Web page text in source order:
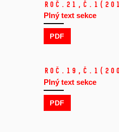
Roč.21, č.1
Plný text sekce
PDF
Roč.19, č.1
Plný text sekce
PDF